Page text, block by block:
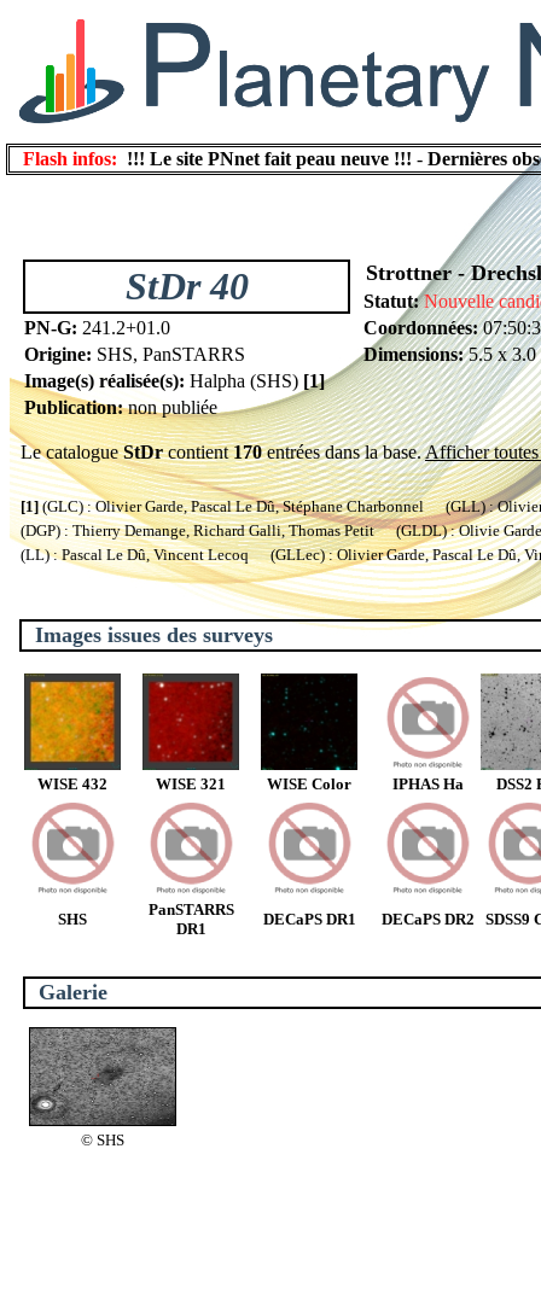
Flash infos: !!! Le site PNnet fait peau neuve !!! - Dernières
StDr 40 Strottner -
Statut: Nouvelle
PN-G: 241.2+01.0 Coordonnées:
Origine: SHS, PanSTARRS Dimensions:5.5 x 3.0
Image(s) réalisée(s): Halpha (SHS) [1]
Publication:non publiée
Le catalogueStDrcontient170entrées dans la base.Afficher toutes
[1](GLC) : Olivier Garde, Pascal Le Dû, Stéphane Charbonnel (GLL) :
(DGP) : Thierry Demange, Richard Galli, Thomas Petit (GLDL) : Olivie
(LL) : Pascal Le Dû, Vincent Lecoq (GLLec) : Olivier Garde, Pascal Le Dû,
Images issues des surveys
WISE 432 WISE 321 WISE Color IPHAS Ha DSS2
SHS
PanSTARRS
DR1
DECaPS DR1 DECaPS DR2 SDSS9
Galerie
© SHS